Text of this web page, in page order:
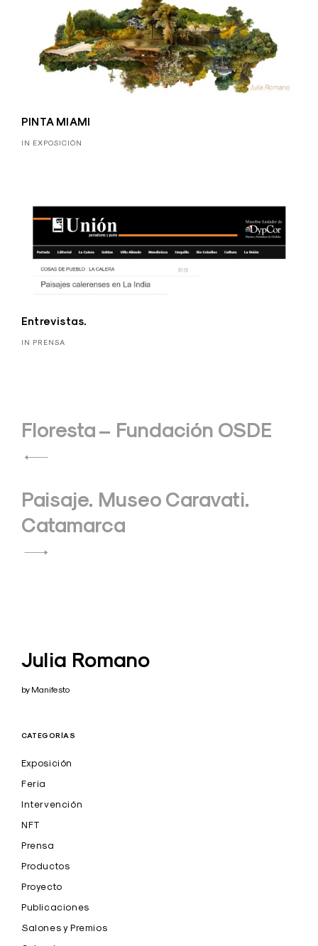
PINTA MIAMI
IN EXPOSICIÓN
Entrevistas.
IN PRENSA
Navegación
de
Floresta – Fundación OSDE
Paisaje. Museo Caravati.
Catamarca
Julia Romano
by Manifesto
CATEGORÍAS
Exposición
Feria
Intervención
NFT
Prensa
Productos
Proyecto
Publicaciones
Salones y Premios